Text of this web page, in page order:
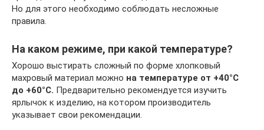
Но для этого необходимо соблюдать несложные
правила.
На каком режиме, при какой температуре?
Хорошо выстирать сложный по форме хлопковый
махровый материал можно на температуре от +40°С
до +60°С. Предварительно рекомендуется изучить
ярлычок к изделию, на котором производитель
указывает свои рекомендации.